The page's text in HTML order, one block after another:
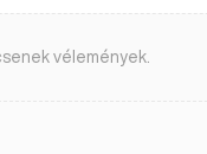
vélemények.